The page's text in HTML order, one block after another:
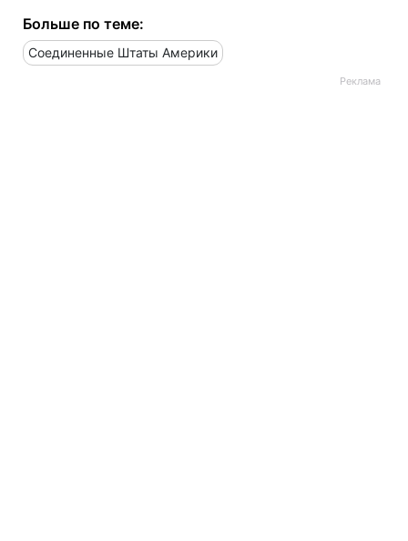
Больше по теме:
Соединенные Штаты Америки